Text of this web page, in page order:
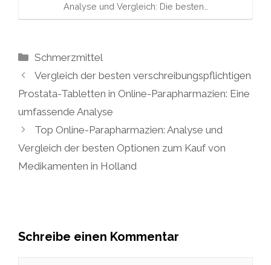
Analyse und Vergleich: Die besten…
Kategorien
Schmerzmittel
Vergleich der besten verschreibungspflichtigen
Prostata-Tabletten in Online-Parapharmazien: Eine
umfassende Analyse
Top Online-Parapharmazien: Analyse und
Vergleich der besten Optionen zum Kauf von
Medikamenten in Holland
Schreibe einen Kommentar